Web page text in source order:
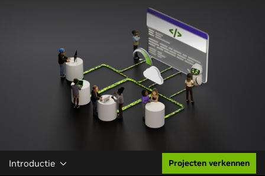
Introductie Projecten verkennen